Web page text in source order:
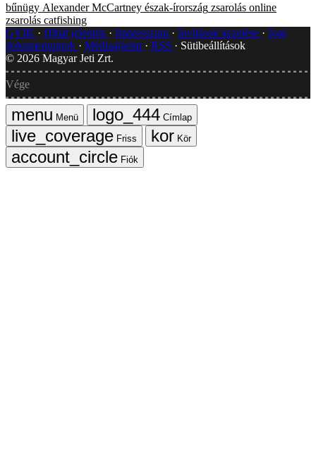
bűnügy Alexander McCartney észak-írország zsarolás online
zsarolás catfishing
GYIK
Hibát jelentek Impresszum Javítások kezelése
Jogi
dokumentumok
Médiaajánlat RSS
Sütibeállítások
© 2026 Magyar Jeti Zrt.
Vége
Menü
Címlap
Friss
Kör
Fiók